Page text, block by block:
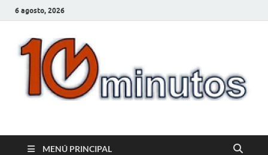
6 agosto, 2026
10minutos.com.uy
MENÚ PRINCIPAL